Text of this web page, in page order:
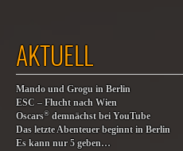
AKTUELL
Mando und Grogu in Berlin
ESC – Flucht nach Wien
Oscars® demnächst bei YouTube
Das letzte Abenteuer beginnt in Berlin
Es kann nur 5 geben…